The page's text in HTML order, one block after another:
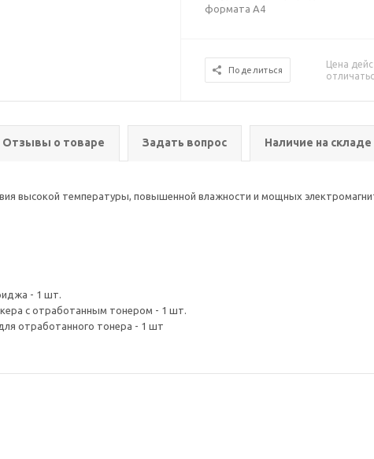
формата А4
Поделиться
Цена
Отзывы о товаре Задать вопрос Наличие на складе
высокой температуры, повышенной влажности и мощных
- 1 шт.
с отработанным тонером - 1 шт.
отработанного тонера - 1 шт